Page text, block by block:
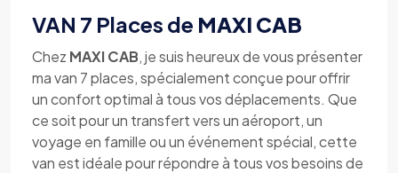
VAN 7 Places de MAXI CAB
Chez MAXI CAB, je suis heureux de vous présenter
ma van 7 places, spécialement conçue pour offrir
un confort optimal à tous vos déplacements. Que
ce soit pour un transfert vers un aéroport, un
voyage en famille ou un événement spécial, cette
van est idéale pour répondre à tous vos besoins de